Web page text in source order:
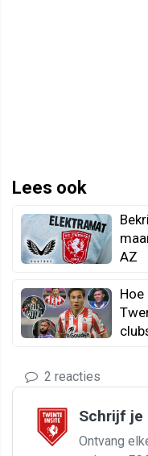
Lees ook
AZ
Hoe
2 reacties
Schrijf je
Ontvang